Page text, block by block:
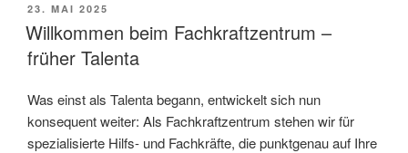
VERÖFFENTLICHT
AM
23. MAI 2025
Willkommen beim Fachkraftzentrum –
früher Talenta
Was einst als Talenta begann, entwickelt sich nun
konsequent weiter: Als Fachkraftzentrum stehen wir für
spezialisierte Hilfs- und Fachkräfte, die punktgenau auf Ihre